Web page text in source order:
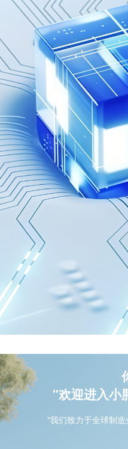
"欢迎进入小
"我们致力于全球制